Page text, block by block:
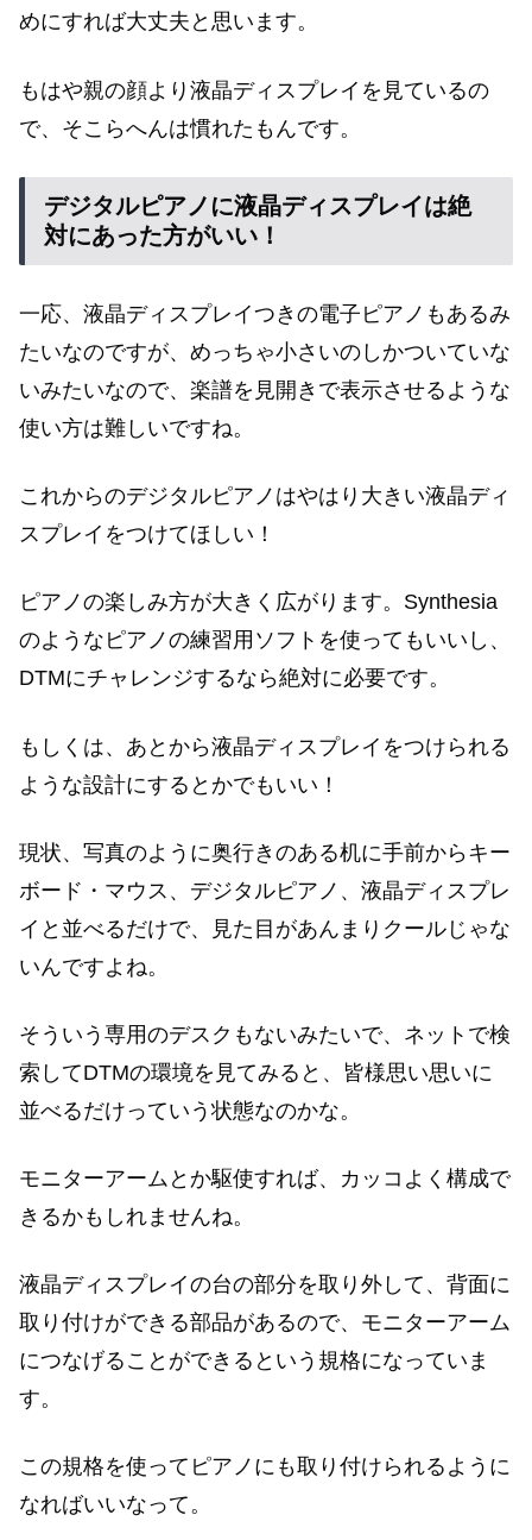
めにすれば大丈夫と思います。
もはや親の顔より液晶ディスプレイを見ているの
で、そこらへんは慣れたもんです。
デジタルピアノに液晶ディスプレイは絶
対にあった方がいい！
一応、液晶ディスプレイつきの電子ピアノもあるみ
たいなのですが、めっちゃ小さいのしかついていな
いみたいなので、楽譜を見開きで表示させるような
使い方は難しいですね。
これからのデジタルピアノはやはり大きい液晶ディ
スプレイをつけてほしい！
ピアノの楽しみ方が大きく広がります。Synthesia
のようなピアノの練習用ソフトを使ってもいいし、
DTMにチャレンジするなら絶対に必要です。
もしくは、あとから液晶ディスプレイをつけられる
ような設計にするとかでもいい！
現状、写真のように奥行きのある机に手前からキー
ボード・マウス、デジタルピアノ、液晶ディスプレ
イと並べるだけで、見た目があんまりクールじゃな
いんですよね。
そういう専用のデスクもないみたいで、ネットで検
索してDTMの環境を見てみると、皆様思い思いに
並べるだけっていう状態なのかな。
モニターアームとか駆使すれば、カッコよく構成で
きるかもしれませんね。
液晶ディスプレイの台の部分を取り外して、背面に
取り付けができる部品があるので、モニターアーム
につなげることができるという規格になっていま
す。
この規格を使ってピアノにも取り付けられるように
なればいいなって。